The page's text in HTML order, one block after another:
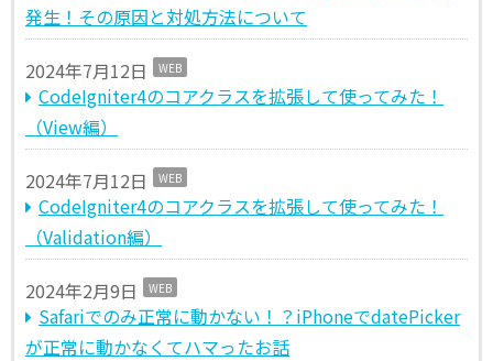
発生！その原因と対処方法について
2024年7月12日 WEB
CodeIgniter4のコアクラスを拡張して使ってみた！
（View編）
2024年7月12日 WEB
CodeIgniter4のコアクラスを拡張して使ってみた！
（Validation編）
2024年2月9日 WEB
Safariでのみ正常に動かない！？iPhoneでdatePicker
が正常に動かなくてハマったお話